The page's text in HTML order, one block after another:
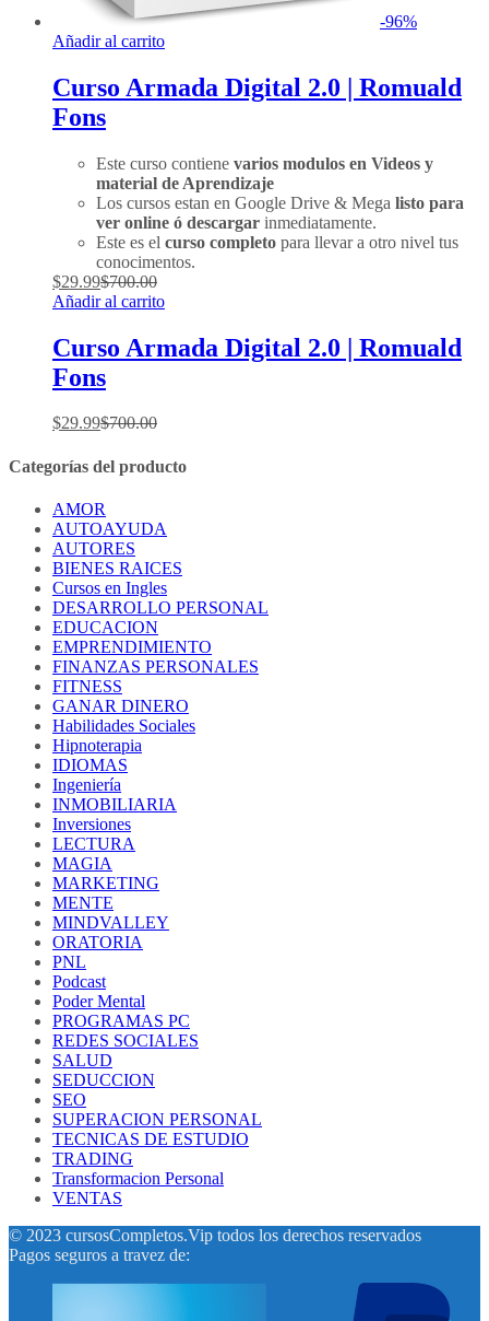
-96%
Añadir al carrito
Curso Armada Digital 2.0 | Romuald
Fons
Este curso contiene varios modulos en Videos y
material de Aprendizaje
Los cursos estan en Google Drive & Mega listo para
ver online ó descargar inmediatamente.
Este es el curso completo para llevar a otro nivel tus
conocimentos.
$29.99$700.00
Añadir al carrito
Curso Armada Digital 2.0 | Romuald
Fons
$29.99$700.00
Categorías del producto
AMOR
AUTOAYUDA
AUTORES
BIENES RAICES
Cursos en Ingles
DESARROLLO PERSONAL
EDUCACION
EMPRENDIMIENTO
FINANZAS PERSONALES
FITNESS
GANAR DINERO
Habilidades Sociales
Hipnoterapia
IDIOMAS
Ingeniería
INMOBILIARIA
Inversiones
LECTURA
MAGIA
MARKETING
MENTE
MINDVALLEY
ORATORIA
PNL
Podcast
Poder Mental
PROGRAMAS PC
REDES SOCIALES
SALUD
SEDUCCION
SEO
SUPERACION PERSONAL
TECNICAS DE ESTUDIO
TRADING
Transformacion Personal
VENTAS
© 2023 cursosCompletos.Vip todos los derechos reservados
Pagos seguros a travez de: